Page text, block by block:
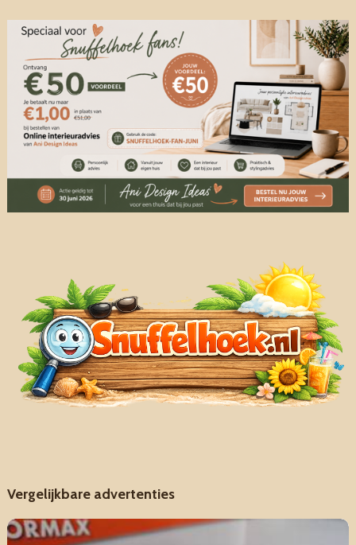
Vergelijkbare advertenties